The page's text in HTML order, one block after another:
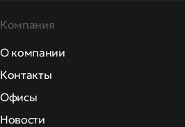
Компания
О компании
Контакты
Офисы
Новости